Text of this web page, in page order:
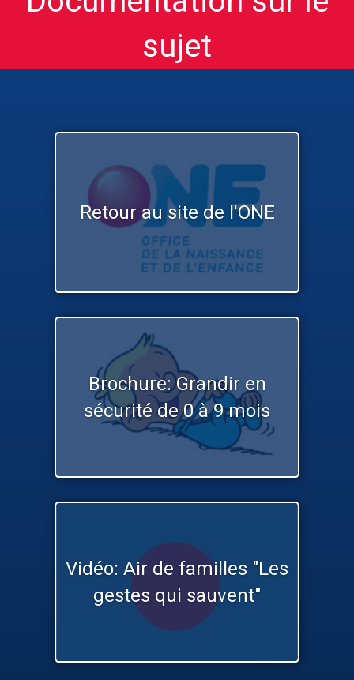
sujet
Retour au site de l'ONE
Brochure: Grandir en
sécurité de 0 à 9 mois
Vidéo: Air de familles "Les
gestes qui sauvent"